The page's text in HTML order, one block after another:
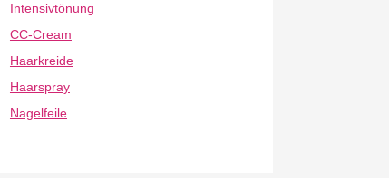
Intensivtönung
CC-Cream
Haarkreide
Haarspray
Nagelfeile